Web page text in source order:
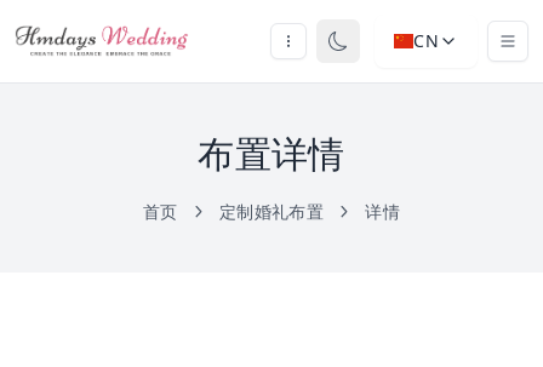
CN
布置详情
首页 定制婚礼布置 详情